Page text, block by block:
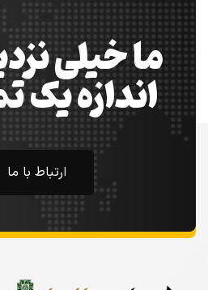
ما خیلی
اندازه
ارتباط با ما